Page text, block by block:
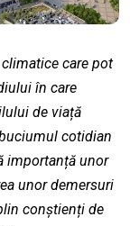
care pot
în care
de viață
cotidian
importanță unor
unor demersuri
conștienți de